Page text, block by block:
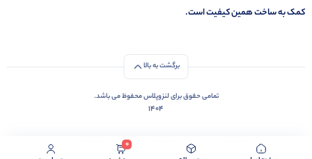
کمک به ساخت همین کیفیت است.
برگشت به بالا
تمامی حقوق برای لنزوپلاس محفوظ می باشد.
1404
0